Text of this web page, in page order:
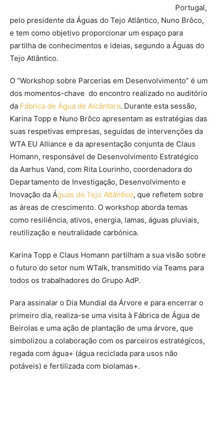
Portugal,
pelo presidente da Águas do Tejo Atlântico, Nuno Brôco,
e tem como objetivo proporcionar um espaço para
partilha de conhecimentos e ideias, segundo a Águas do
Tejo Atlântico.
O “Workshop sobre Parcerias em Desenvolvimento” é um
dos momentos-chave do encontro realizado no auditório
da Fábrica de Água de Alcântara. Durante esta sessão,
Karina Topp e Nuno Brôco apresentam as estratégias das
suas respetivas empresas, seguidas de intervenções da
WTA EU Alliance e da apresentação conjunta de Claus
Homann, responsável de Desenvolvimento Estratégico
da Aarhus Vand, com Rita Lourinho, coordenadora do
Departamento de Investigação, Desenvolvimento e
Inovação da Águas do Tejo Atlântico, que refletem sobre
as áreas de crescimento. O workshop aborda temas
como resiliência, ativos, energia, lamas, águas pluviais,
reutilização e neutralidade carbónica.
Karina Topp e Claus Homann partilham a sua visão sobre
o futuro do setor num WTalk, transmitido via Teams para
todos os trabalhadores do Grupo AdP.
Para assinalar o Dia Mundial da Árvore e para encerrar o
primeiro dia, realiza-se uma visita à Fábrica de Água de
Beirolas e uma ação de plantação de uma árvore, que
simbolizou a colaboração com os parceiros estratégicos,
regada com água+ (água reciclada para usos não
potáveis) e fertilizada com biolamas+.